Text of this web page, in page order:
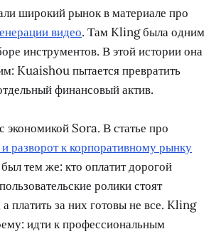
широкий рынок в материале про
видео. Там Kling была одним
инструментов. В этой истории она
Kuaishou пытается превратить
финансовый актив.
экономикой Sora. В статье про
разворот к корпоративному рынку
тем же: кто оплатит дорогой
ролики стоят
платить за них готовы не все. Kling
идти к профессиональным